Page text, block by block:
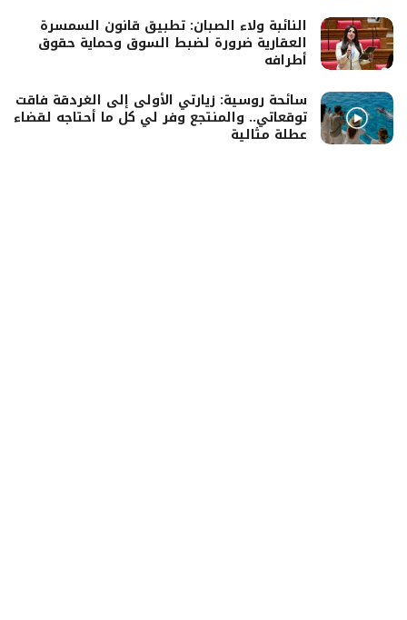
النائبة ولاء الصبان: تطبيق قانون السمسرة
العقارية ضرورة لضبط السوق وحماية حقوق
أطرافه
سائحة روسية: زيارتي الأولى إلى الغردقة فاقت
توقعاتي.. والمنتجع وفر لي كل ما أحتاجه لقضاء
عطلة مثالية